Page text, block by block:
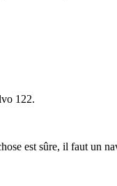
122.
est sûre, il faut un